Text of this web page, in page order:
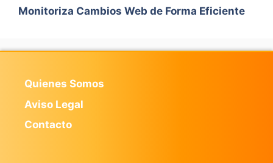
Monitoriza Cambios Web de Forma Eficiente
Quienes Somos
Aviso Legal
Contacto